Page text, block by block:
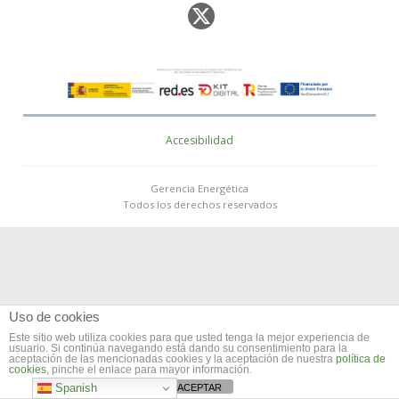
Accesibilidad
Gerencia Energética
Todos los derechos reservados
Uso de cookies
Este sitio web utiliza cookies para que usted tenga la mejor experiencia de
usuario. Si continúa navegando está dando su consentimiento para la
aceptación de las mencionadas cookies y la aceptación de nuestra política de
cookies, pinche el enlace para mayor información.
ACEPTAR
Spanish